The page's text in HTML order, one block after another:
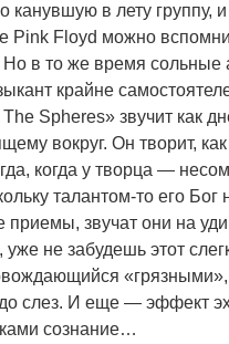
канувшую в лету
Pink Floyd можно
в то же время
крайне
Spheres» звучит как
вокруг. Он творит,
когда у творца —
талантом-то его
звучат они на
не забудешь этот
слез. И еще — эффект
сознание…